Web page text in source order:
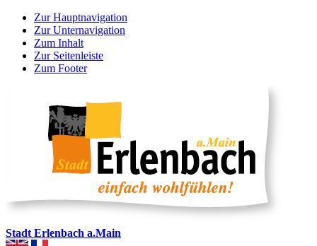
Zur Hauptnavigation
Zur Unternavigation
Zum Inhalt
Zur Seitenleiste
Zum Footer
Stadt Erlenbach a.Main